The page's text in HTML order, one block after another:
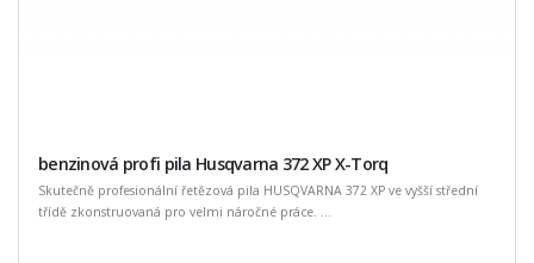
benzinová profi pila Husqvarna 372 XP X-Torq
Skutečně profesionální řetězová pila HUSQVARNA 372 XP ve vyšší střední
třídě zkonstruovaná pro velmi náročné práce. ...